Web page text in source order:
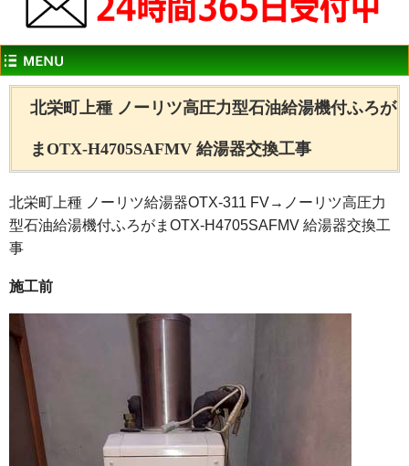
北栄町上種 ノーリツ高圧力型石油給湯機付ふろが
まOTX-H4705SAFMV 給湯器交換工事
北栄町上種 ノーリツ給湯器OTX-311 FV→ノーリツ高圧力
型石油給湯機付ふろがまOTX-H4705SAFMV 給湯器交換工
事
施工前